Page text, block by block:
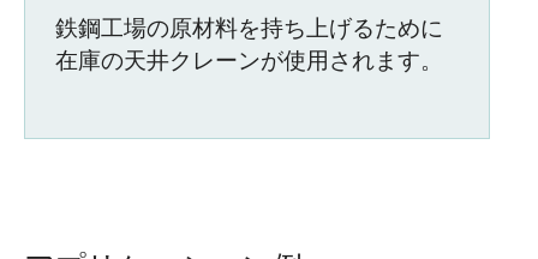
鉄鋼工場の原材料を持ち上げるために
在庫の天井クレーンが使用されます。